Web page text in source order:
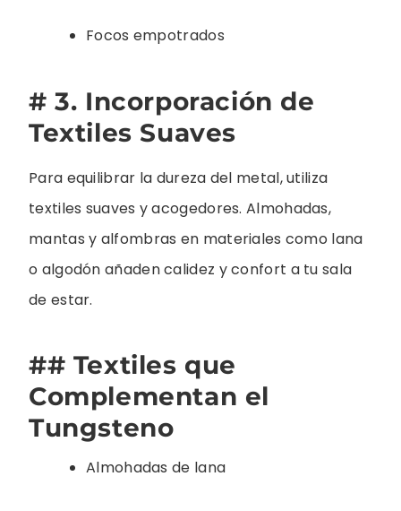
Focos empotrados
# 3. Incorporación de
Textiles Suaves
Para equilibrar la dureza del metal, utiliza
textiles suaves y acogedores. Almohadas,
mantas y alfombras en materiales como lana
o algodón añaden calidez y confort a tu sala
de estar.
## Textiles que
Complementan el
Tungsteno
Almohadas de lana